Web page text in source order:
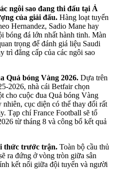
ngôi sao đang thi đấu tại Ả
của giải đấu. Hàng loạt tuyển
Hernandez, Sadio Mane hay
bóng đá lớn nhất hành tinh. Màn
trọng để đánh giá liệu Saudi
trì đẳng cấp của các ngôi sao
Quả bóng Vàng 2026. Dựa trên
2026, nhà cái Betfair chọn
cho cuộc đua Quả bóng Vàng
cục diện có thể thay đổi rất
Tạp chí France Football sẽ tổ
từ tháng 8 và công bố kết quả
thức trước trận. Toàn bộ cầu thủ
ra đứng ở vòng tròn giữa sân
kết nối giữa đội tuyển và người